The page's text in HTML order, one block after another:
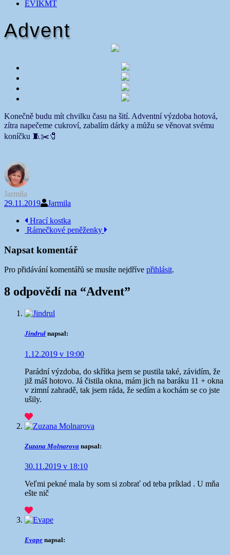
EVIKMT
Advent
Konečně budu mít chvilku času na šití. Adventní výzdoba hotová,
zítra napečeme cukroví, zabalím dárky a můžu se věnovat svému
koníčku 🧵✂️🧷
Jarmila
29.11.2019
Jarmila
Navigace
příspěvku
Hrací kostka
Rámečkové peněženky
Napsat komentář
Pro přidávání komentářů se musíte nejdříve přihlásit.
8 odpovědí na “Advent”
Jindrul napsal:
1.12.2019 v 19:00
Parádní výzdoba, do skřítka jsem se pustila také, závidím, že
již máš hotovo. Já čistila okna, mám jich na baráku 11 + okna
v zimní zahradě, tak jsem ráda, že sedím a kochám se co jste
ušily.
Zuzana Molnarova napsal:
30.11.2019 v 18:10
Veľmi pekné mala by som si zobrať od teba príklad . U mňa
ešte nič
Evape napsal: